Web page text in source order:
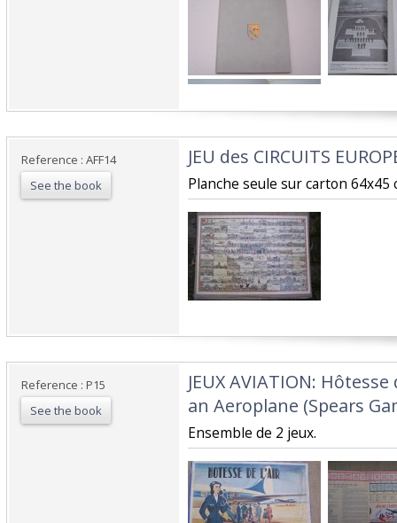
Reference : AFF14
See the book
‎JEU des CIRCUITS
‎Planche seule sur carton 64x45
Reference : P15
See the book
‎JEUX AVIATION:
an Aeroplane (Spears
‎Ensemble de 2 jeux.‎